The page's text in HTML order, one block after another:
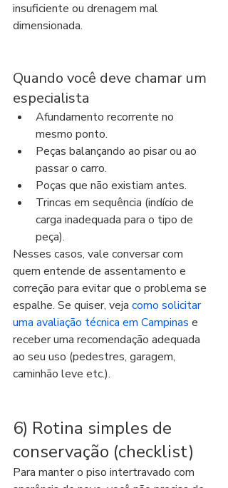
insuficiente ou drenagem mal
dimensionada.
Quando você deve chamar um
especialista
Afundamento recorrente no
mesmo ponto.
Peças balançando ao pisar ou ao
passar o carro.
Poças que não existiam antes.
Trincas em sequência (indício de
carga inadequada para o tipo de
peça).
Nesses casos, vale conversar com
quem entende de assentamento e
correção para evitar que o problema se
espalhe. Se quiser, veja como solicitar
uma avaliação técnica em Campinas e
receber uma recomendação adequada
ao seu uso (pedestres, garagem,
caminhão leve etc.).
6) Rotina simples de
conservação (checklist)
Para manter o piso intertravado com